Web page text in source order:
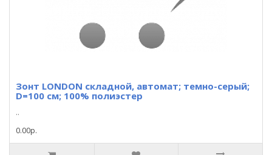
Зонт LONDON складной, автомат; темно-серый;
D=100 см; 100% полиэстер
..
0.00р.